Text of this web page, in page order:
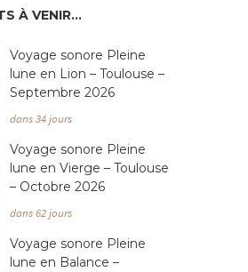
À VENIR…
Voyage sonore Pleine
lune en Lion – Toulouse –
Septembre 2026
dans 34 jours
Voyage sonore Pleine
lune en Vierge – Toulouse
– Octobre 2026
dans 62 jours
Voyage sonore Pleine
lune en Balance –